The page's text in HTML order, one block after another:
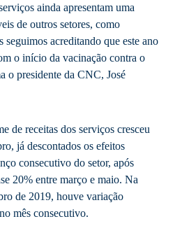
ainda apresentam uma
de outros setores, como
acreditando que este ano
o início da vacinação contra o
o presidente da CNC, José
de receitas dos serviços cresceu
já descontados os efeitos
consecutivo do setor, após
20% entre março e maio. Na
de 2019, houve variação
mês consecutivo.